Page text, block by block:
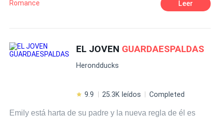
que va a tener paz, pero lo que no sabía es que está
renunciará. La joven tampoco esperaba que esté hombre,
le hiciera la guerra enfrentandose en una lucha de
voluntades en el cual, sino aceptan una tregua alguno de
Romance Leer
EL JOVEN GUARDAESPALDAS
Herondducks
9.9 25.3K leídos Completed
Emily está harta de su padre y la nueva regla de él es